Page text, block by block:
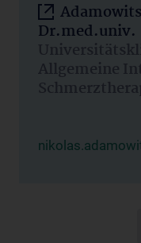
Dr.med.univ.
Allgemeine